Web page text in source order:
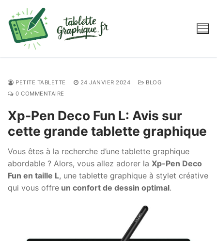
contenu
PETITE TABLETTE 24 JANVIER 2024
BLOG
0 COMMENTAIRE
Xp-Pen Deco Fun L: Avis sur
cette grande tablette graphique
Vous êtes à la recherche d’une tablette graphique
abordable ? Alors, vous allez adorer la Xp-Pen Deco
Fun en taille L, une tablette graphique à stylet créative
qui vous offre un confort de dessin optimal.